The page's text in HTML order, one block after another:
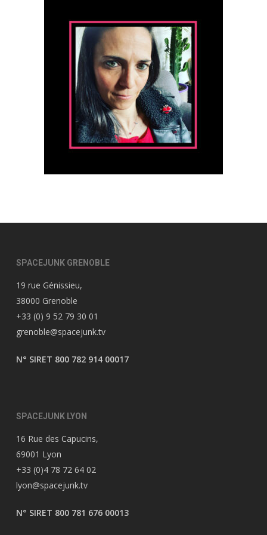
SPACEJUNK GRENOBLE
19 rue Génissieu,
38000 Grenoble
+33 (0) 9 52 79 30 01
grenoble@spacejunk.tv
N° SIRET 800 782 914 00017
SPACEJUNK LYON
16 Rue des Capucins,
69001 Lyon
+33 (0)4 78 72 64 02
lyon@spacejunk.tv
N° SIRET 800 781 676 00013